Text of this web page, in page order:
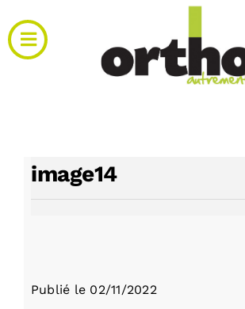
au
contenu
Toggle
Navigation
Kiosque
image14
Publié le 02/11/2022